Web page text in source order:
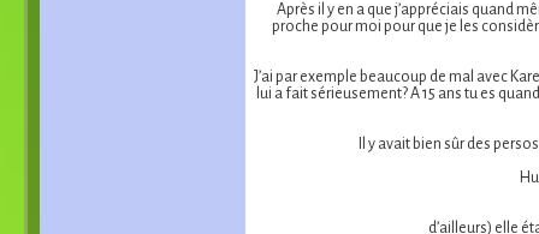
Après il y en a que j’appréciais quand
proche pour moi pour que je les
J’ai par exemple beaucoup de mal avec
lui a fait sérieusement? A 15 ans tu es
Il y avait bien sûr des
d’ailleurs) elle